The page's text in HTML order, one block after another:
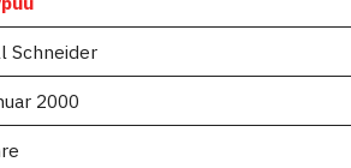
Schneider
2000